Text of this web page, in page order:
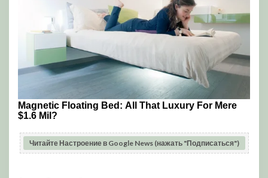
Читайте Настроение в Google News (нажать "Подписаться")